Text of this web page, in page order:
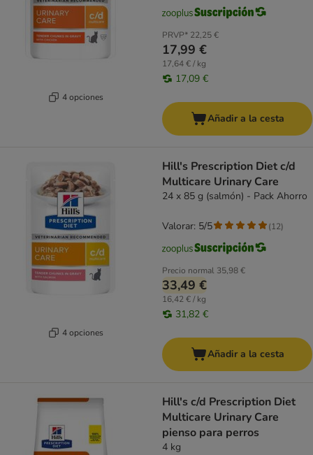
4 opciones
PRVP* 22,25 €
17,99 €
17,64 € / kg
17,09 €
Añadir a la cesta
4 opciones
Hill's Prescription Diet c/d
Multicare Urinary Care
24 x 85 g (salmón) - Pack Ahorro
Precio normal 35,98 €
33,49 €
16,42 € / kg
31,82 €
Valorar: 5/5 (12)
Añadir a la cesta
Hill's c/d Prescription Diet
Multicare Urinary Care
pienso para perros
4 kg